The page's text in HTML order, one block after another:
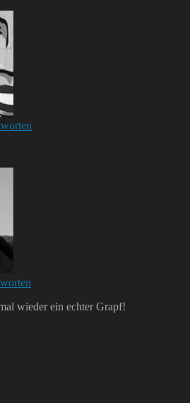
wieder ein echter Grapf!